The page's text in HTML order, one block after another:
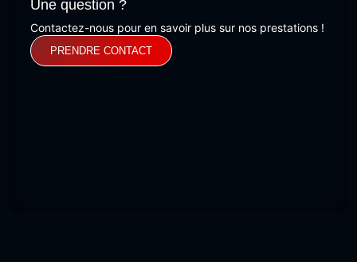
Une question ?
Contactez-nous pour en savoir plus sur nos prestations !
PRENDRE CONTACT